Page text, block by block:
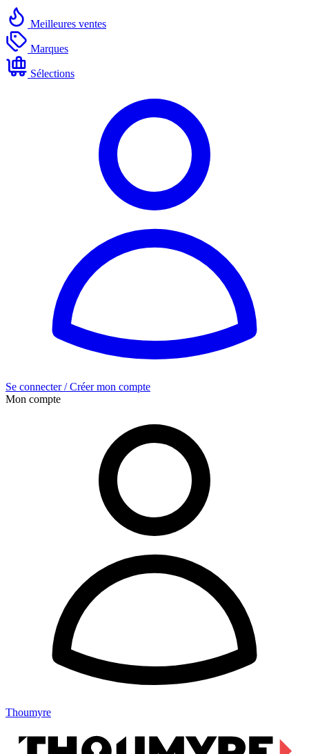
Meilleures ventes
Marques
Sélections
Se connecter / Créer mon compte
Mon compte
Thoumyre